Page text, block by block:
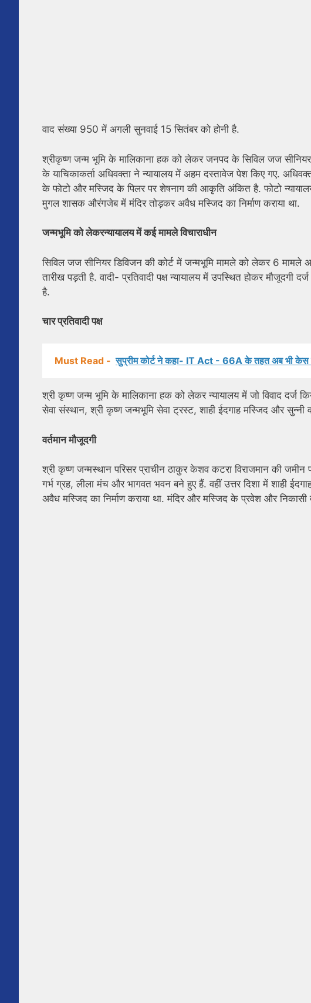
वाद संख्या 950 में अगली सुनवाई 15 सितंबर को होनी है.
श्रीकृष्ण जन्म भूमि के मालिकाना हक को लेकर जनपद के सिविल जज सीनियर
के याचिकाकर्ता अधिवक्ता ने न्यायालय में अहम दस्तावेज पेश किए गए.
के फोटो और मस्जिद के पिलर पर शेषनाग की आकृति अंकित है. फोटो
मुगल शासक औरंगजेब में मंदिर तोड़कर अवैध मस्जिद का निर्माण कराया था.
जन्मभूमि को लेकरन्यायालय में कई मामले विचाराधीन
सिविल जज सीनियर डिविजन की कोर्ट में जन्मभूमि मामले को लेकर 6 मामले
तारीख पड़ती है. वादी- प्रतिवादी पक्ष न्यायालय में उपस्थित होकर मौजूदगी
है.
चार प्रतिवादी पक्ष
Must Read - सुप्रीम कोर्ट ने कहा- IT Act - 66A के तहत अब भी केस
श्री कृष्ण जन्म भूमि के मालिकाना हक को लेकर न्यायालय में जो विवाद दर्ज
सेवा संस्थान, श्री कृष्ण जन्मभूमि सेवा ट्रस्ट, शाही ईदगाह मस्जिद और सुन्नी
वर्तमान मौजूदगी
श्री कृष्ण जन्मस्थान परिसर प्राचीन ठाकुर केशव कटरा विराजमान की जमीन
गर्भ ग्रह, लीला मंच और भागवत भवन बने हुए हैं. वहीं उत्तर दिशा में शाही
अवैध मस्जिद का निर्माण कराया था. मंदिर और मस्जिद के प्रवेश और